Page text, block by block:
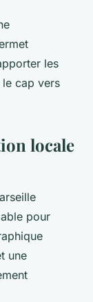
les
cap vers
locale
pour
une